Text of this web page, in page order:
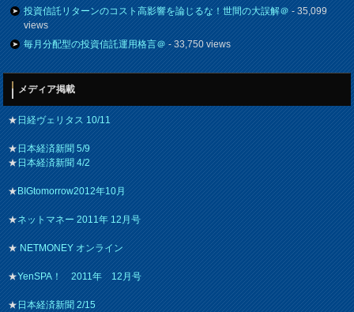
投資信託リターンのコスト高影響を論じるな！世間の大誤解＠- 35,099
views
毎月分配型の投資信託運用格言＠- 33,750 views
メディア掲載
★日経ヴェリタス 10/11
★日本経済新聞 5/9
★日本経済新聞 4/2
★BIGtomorrow2012年10月
★ネットマネー 2011年 12月号
★NETMONEY オンライン
★YenSPA！ 2011年 12月号
★日本経済新聞 2/15